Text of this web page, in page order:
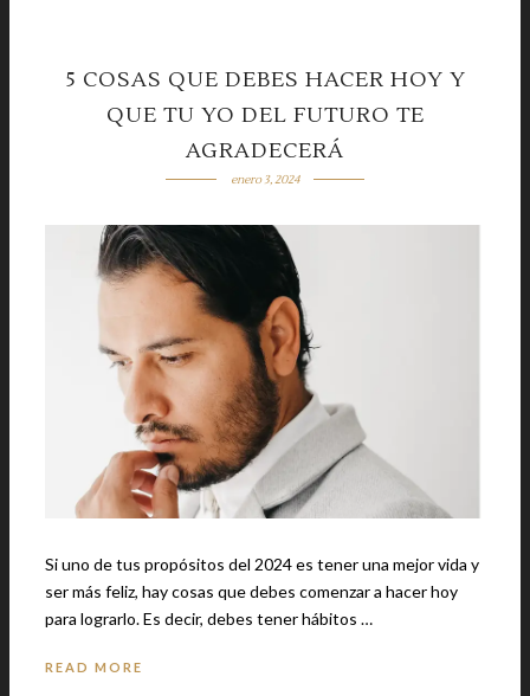
5 COSAS QUE DEBES HACER HOY Y
QUE TU YO DEL FUTURO TE
AGRADECERÁ
enero 3, 2024
Si uno de tus propósitos del 2024 es tener una mejor vida y
ser más feliz, hay cosas que debes comenzar a hacer hoy
para lograrlo. Es decir, debes tener hábitos …
READ MORE